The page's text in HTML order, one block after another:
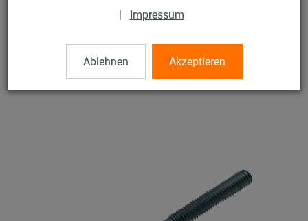
| Impressum
Ablehnen Akzeptieren
Stockschrauben
Stockschraube, M10 x 200 mm, verzinkt